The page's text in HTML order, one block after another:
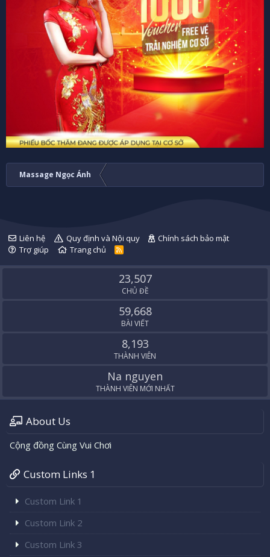
Massage Ngọc Ánh
Liên hệ Quy định và Nội quy
Chính sách bảo mật
Trợ giúp
Trang chủ
R
S
23,507
CHỦ ĐỀ
59,668
BÀI VIẾT
8,193
THÀNH VIÊN
Na nguyen
THÀNH VIÊN MỚI NHẤT
About Us
Cộng đồng Cùng Vui Chơi
Custom Links 1
Custom Link 1
Custom Link 2
Custom Link 3